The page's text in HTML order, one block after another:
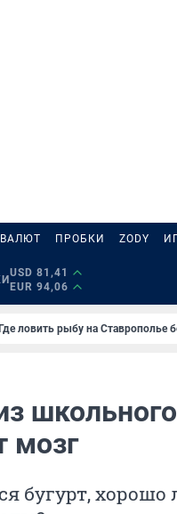
ПРОБКИ ZODY
USD 81,41
EUR 94,06
Где ловить рыбу на Ставрополье
школьного
мозг
бугурт, хорошо